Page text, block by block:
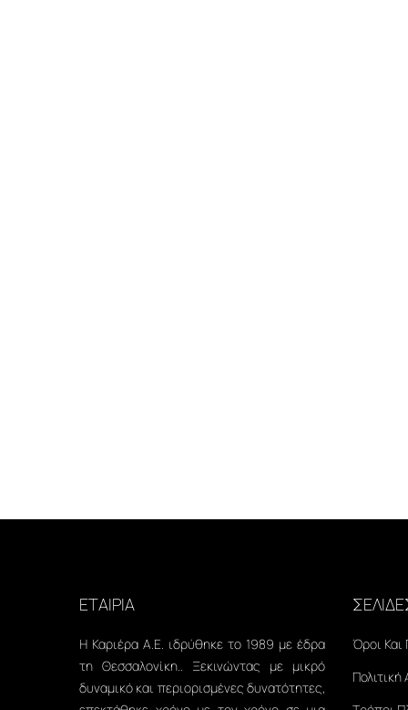
ΕΤΑΙΡΙΑ
Η Καριέρα Α.Ε. ιδρύθηκε το 1989 με έδρα
τη Θεσσαλονίκη.. Ξεκινώντας με μικρό
δυναμικό και περιορισμένες δυνατότητες,
Όροι Και